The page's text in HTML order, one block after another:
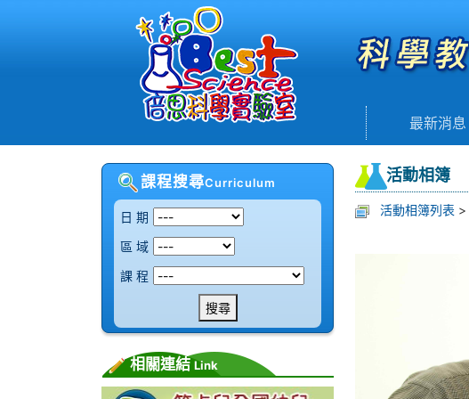
最新消息
活動相簿
活動相簿列表 >
課程搜尋Curriculum
日 期
區 域
課 程
搜尋
相關連結Link